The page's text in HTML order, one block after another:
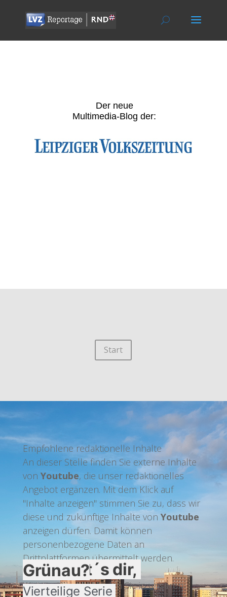
Start
Empfohlene redaktionelle Inhalte
An dieser Stelle finden Sie externe Inhalte
von Youtube, die unser redaktionelles
Angebot ergänzen. Mit dem Klick auf
"Inhalte anzeigen" stimmen Sie zu, dass wir
diese und zukünftige Inhalte von Youtube
anzeigen dürfen. Damit können
personenbezogene Daten an
Drittplattformen übermittelt werden.
Inhalte anzeigen
Weitere Hinweise finden Sie in unseren
Wie geht´s dir, Grünau?
Vierteilige Serie